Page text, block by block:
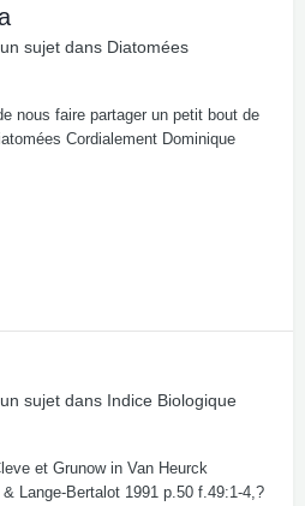
sujet dans Diatomées
nous faire partager un petit bout de
Cordialement Dominique
sujet dans Indice Biologique
et Grunow in Van Heurck
Lange-Bertalot 1991 p.50 f.49:1-4,?